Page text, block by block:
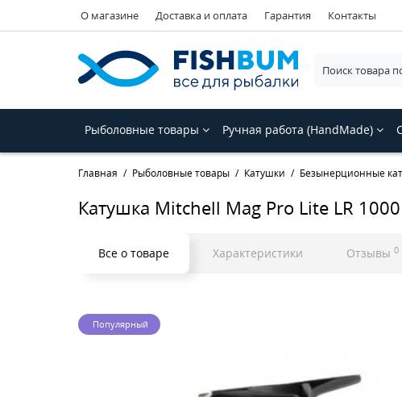
О магазине Доставка и оплата Гарантия Контакты
Рыболовные товары Ручная работа (HandMade)
Главная Рыболовные товары Катушки Безынерционные
Катушка Mitchell Mag Pro Lite LR 1000
Все о товаре Характеристики Отзывы 0
Популярный